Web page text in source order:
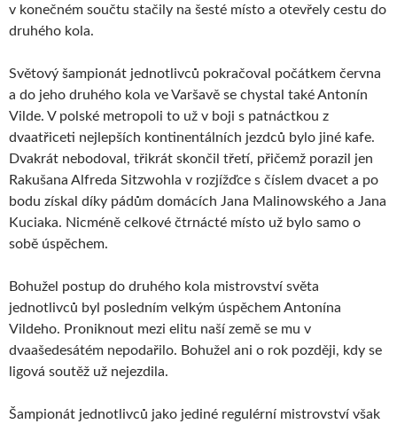
v konečném součtu stačily na šesté místo a otevřely cestu do
druhého kola.
Světový šampionát jednotlivců pokračoval počátkem června
a do jeho druhého kola ve Varšavě se chystal také Antonín
Vilde. V polské metropoli to už v boji s patnáctkou z
dvaatřiceti nejlepších kontinentálních jezdců bylo jiné kafe.
Dvakrát nebodoval, třikrát skončil třetí, přičemž porazil jen
Rakušana Alfreda Sitzwohla v rozjížďce s číslem dvacet a po
bodu získal díky pádům domácích Jana Malinowského a Jana
Kuciaka. Nicméně celkové čtrnácté místo už bylo samo o
sobě úspěchem.
Bohužel postup do druhého kola mistrovství světa
jednotlivců byl posledním velkým úspěchem Antonína
Vildeho. Proniknout mezi elitu naší země se mu v
dvaašedesátém nepodařilo. Bohužel ani o rok později, kdy se
ligová soutěž už nejezdila.
Šampionát jednotlivců jako jediné regulérní mistrovství však